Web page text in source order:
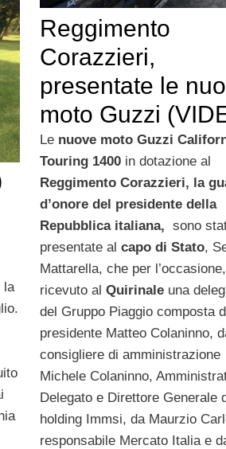
Reggimento
Corazzieri,
presentate le
moto Guzzi
Le nuove moto Guzzi
Touring 1400in dotazione al
Reggimento Corazzieri, la
d’onore del presidente della
Repubblica italiana, sono
presentate al capo di Stato,
Mattarella, che per
ricevuto al Quirinaleuna
del Gruppo Piaggio composta
presidente Matteo Colaninno,
consigliere di amministrazione
Michele Colaninno,
Delegato e Direttore Generale
holding Immsi, da Maurzio
responsabile Mercato Italia e
la